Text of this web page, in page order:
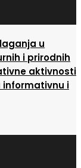
u
i prirodnih
aktivnosti
informativnu i